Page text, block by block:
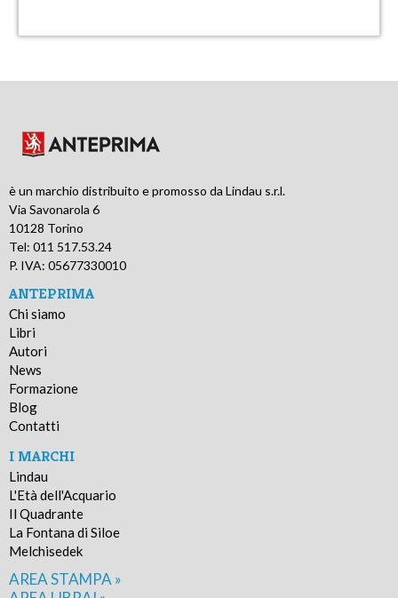
è un marchio distribuito e promosso da Lindau s.r.l.
Via Savonarola 6
10128 Torino
Tel: 011 517.53.24
P. IVA: 05677330010
ANTEPRIMA
Chi siamo
Libri
Autori
News
Formazione
Blog
Contatti
I MARCHI
Lindau
L'Età dell'Acquario
Il Quadrante
La Fontana di Siloe
Melchisedek
AREA STAMPA »